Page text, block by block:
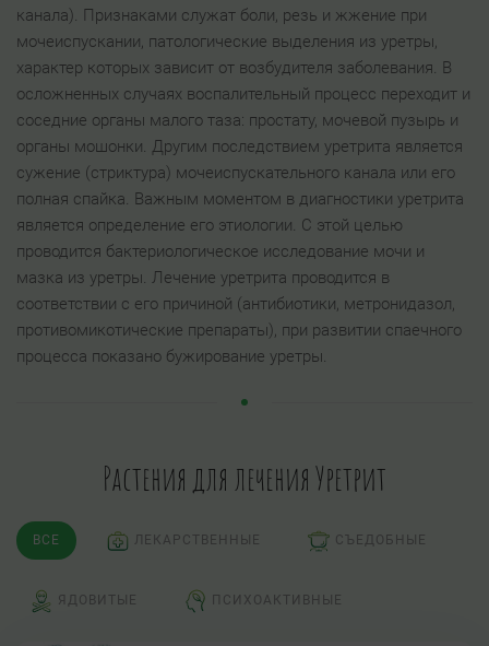
канала). Признаками служат боли, резь и жжение при
мочеиспускании, патологические выделения из уретры,
характер которых зависит от возбудителя заболевания. В
осложненных случаях воспалительный процесс переходит и
соседние органы малого таза: простату, мочевой пузырь и
органы мошонки. Другим последствием уретрита является
сужение (стриктура) мочеиспускательного канала или его
полная спайка. Важным моментом в диагностики уретрита
является определение его этиологии. С этой целью
проводится бактериологическое исследование мочи и
мазка из уретры. Лечение уретрита проводится в
соответствии с его причиной (антибиотики, метронидазол,
противомикотические препараты), при развитии спаечного
процесса показано бужирование уретры.
Растения для лечения Уретрит
ВСЕ ЛЕКАРСТВЕННЫЕ СЪЕДОБНЫЕ
ЯДОВИТЫЕ ПСИХОАКТИВНЫЕ